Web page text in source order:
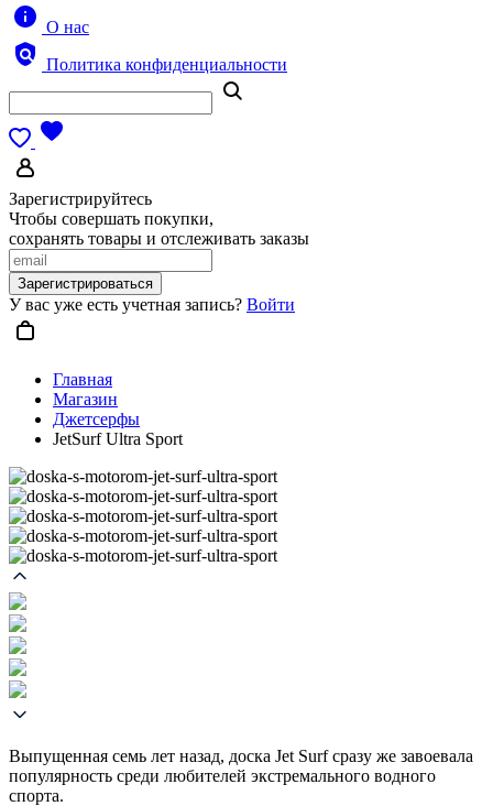
О нас
Политика конфиденциальности
Зарегистрируйтесь
Чтобы совершать покупки,
сохранять товары и отслеживать заказы
Зарегистрироваться
У вас уже есть учетная запись? Войти
Главная
Магазин
Джетсерфы
JetSurf Ultra Sport
Выпущенная семь лет назад, доска Jet Surf сразу же завоевала
популярность среди любителей экстремального водного
спорта.